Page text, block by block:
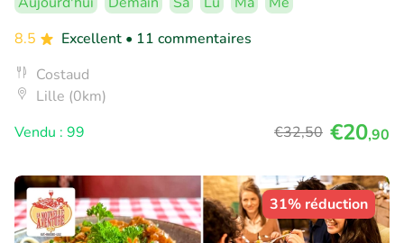
8.5
Excellent • 11 commentaires
Costaud
Lille (0km)
Vendu : 99
€32,50 €20,90
31% réduction